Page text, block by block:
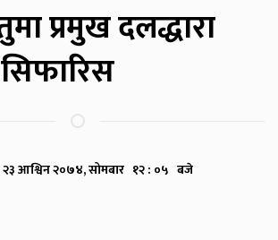
प्रमुख दलद्धारा
२३ आश्विन २०७४, सोमबार १२ : ०५ बजे